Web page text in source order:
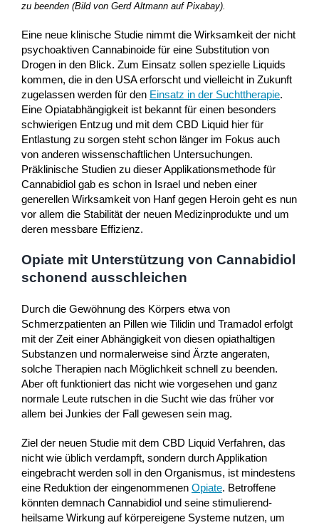
zu beenden (Bild von Gerd Altmann auf Pixabay).
Eine neue klinische Studie nimmt die Wirksamkeit der nicht
psychoaktiven Cannabinoide für eine Substitution von
Drogen in den Blick. Zum Einsatz sollen spezielle Liquids
kommen, die in den USA erforscht und vielleicht in Zukunft
zugelassen werden für den Einsatz in der Suchttherapie.
Eine Opiatabhängigkeit ist bekannt für einen besonders
schwierigen Entzug und mit dem CBD Liquid hier für
Entlastung zu sorgen steht schon länger im Fokus auch
von anderen wissenschaftlichen Untersuchungen.
Präklinische Studien zu dieser Applikationsmethode für
Cannabidiol gab es schon in Israel und neben einer
generellen Wirksamkeit von Hanf gegen Heroin geht es nun
vor allem die Stabilität der neuen Medizinprodukte und um
deren messbare Effizienz.
Opiate mit Unterstützung von Cannabidiol
schonend ausschleichen
Durch die Gewöhnung des Körpers etwa von
Schmerzpatienten an Pillen wie Tilidin und Tramadol erfolgt
mit der Zeit einer Abhängigkeit von diesen opiathaltigen
Substanzen und normalerweise sind Ärzte angeraten,
solche Therapien nach Möglichkeit schnell zu beenden.
Aber oft funktioniert das nicht wie vorgesehen und ganz
normale Leute rutschen in die Sucht wie das früher vor
allem bei Junkies der Fall gewesen sein mag.
Ziel der neuen Studie mit dem CBD Liquid Verfahren, das
nicht wie üblich verdampft, sondern durch Applikation
eingebracht werden soll in den Organismus, ist mindestens
eine Reduktion der eingenommenen Opiate. Betroffene
könnten demnach Cannabidiol und seine stimulierend-
heilsame Wirkung auf körpereigene Systeme nutzen, um